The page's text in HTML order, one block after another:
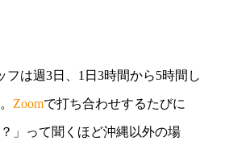
フは週3日、1日3時間から5時間し
Zoomで打ち合わせするたびに
」って聞くほど沖縄以外の場